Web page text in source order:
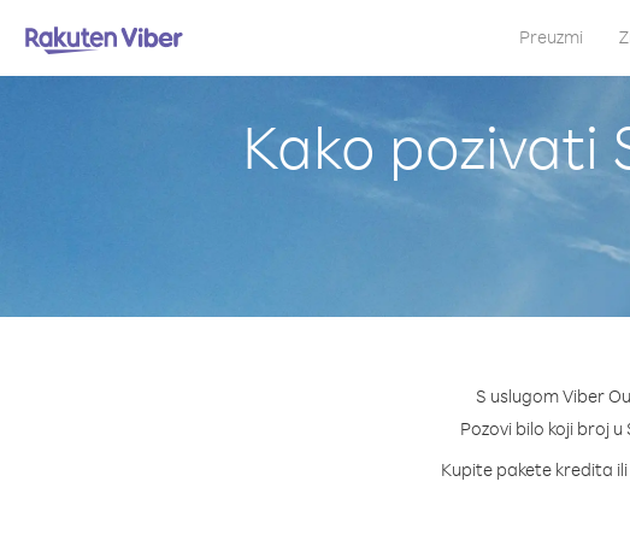
Preuzmi
Kako pozivati
S uslugom Viber
Pozovi bilo koji broj
Kupite pakete kredita